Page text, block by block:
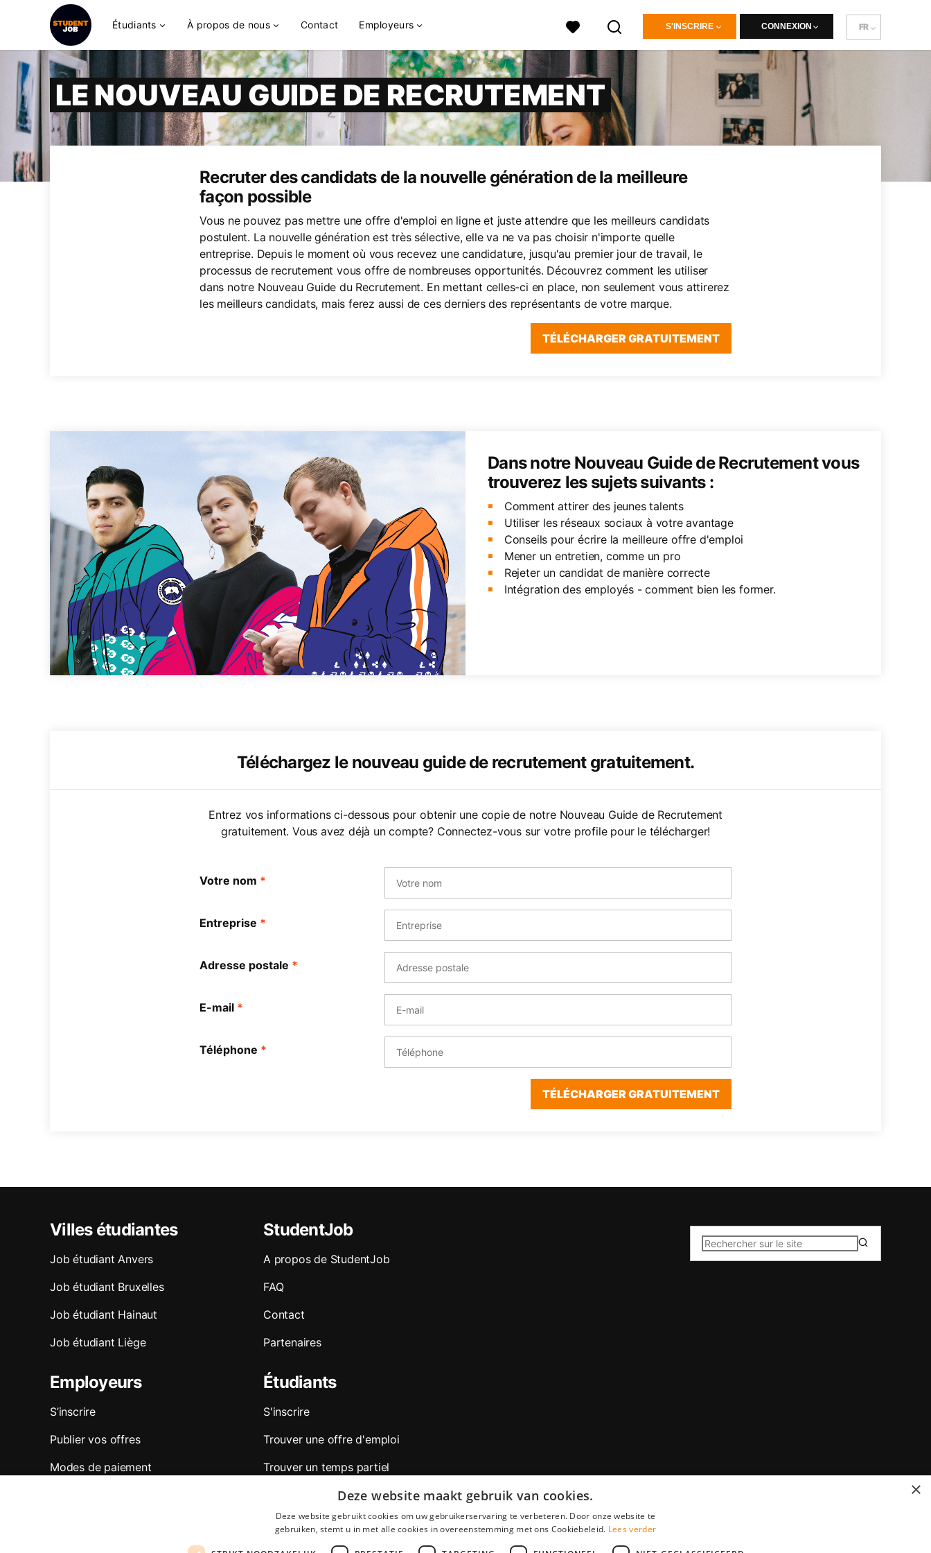
Étudiants À propos de nous Contact Employeurs S'INSCRIRE CONNEXION FR
LE NOUVEAU GUIDE DE RECRUTEMENT
Recruter des candidats de la nouvelle génération de la meilleure
façon possible
Vous ne pouvez pas mettre une offre d'emploi en ligne et juste attendre que les meilleurs candidats
postulent. La nouvelle génération est très sélective, elle va ne va pas choisir n'importe quelle
entreprise. Depuis le moment où vous recevez une candidature, jusqu'au premier jour de travail, le
processus de recrutement vous offre de nombreuses opportunités. Découvrez comment les utiliser
dans notre Nouveau Guide du Recrutement. En mettant celles-ci en place, non seulement vous attirerez
les meilleurs candidats, mais ferez aussi de ces derniers des représentants de votre marque.
TÉLÉCHARGER GRATUITEMENT
Dans notre Nouveau Guide de Recrutement vous
trouverez les sujets suivants :
Comment attirer des jeunes talents
Utiliser les réseaux sociaux à votre avantage
Conseils pour écrire la meilleure offre d'emploi
Mener un entretien, comme un pro
Rejeter un candidat de manière correcte
Intégration des employés - comment bien les former.
Téléchargez le nouveau guide de recrutement gratuitement.
Entrez vos informations ci-dessous pour obtenir une copie de notre Nouveau Guide de Recrutement
gratuitement. Vous avez déjà un compte? Connectez-vous sur votre profile pour le télécharger!
Votre nom *
Entreprise *
Adresse postale *
E-mail *
Téléphone *
TÉLÉCHARGER GRATUITEMENT
Villes étudiantes
Job étudiant Anvers
Job étudiant Bruxelles
Job étudiant Hainaut
Job étudiant Liège
StudentJob
A propos de StudentJob
FAQ
Contact
Partenaires
Employeurs
S’inscrire
Publier vos offres
Modes de paiement
Étudiants
S'inscrire
Trouver une offre d'emploi
Trouver un temps partiel
Trouver un job d’été
Trouver un stage
Conseils pour postuler
×
Deze website maakt gebruik van cookies.
Deze website gebruikt cookies om uw gebruikerservaring te verbeteren. Door onze website te
gebruiken, stemt u in met alle cookies in overeenstemming met ons Cookiebeleid. Lees verder